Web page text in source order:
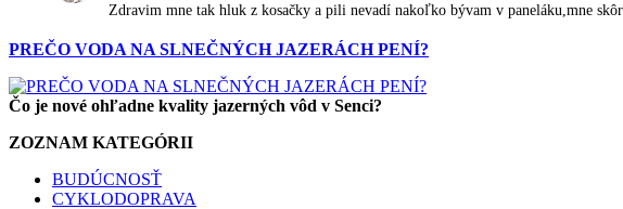
Zdravim mne tak hluk z kosačky a pili nevadí nakoľko bývam v paneláku,mne
PREČO VODA NA SLNEČNÝCH JAZERÁCH PENÍ?
Čo je nové ohľadne kvality jazerných vôd v Senci?
ZOZNAM KATEGÓRII
BUDÚCNOSŤ
CYKLODOPRAVA